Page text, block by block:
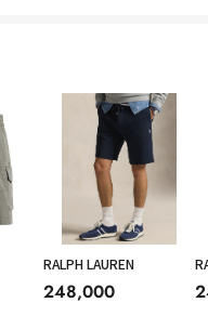
RALPH LAUREN
248,000